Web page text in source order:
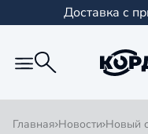
Доставка с
Главная Новости Новый